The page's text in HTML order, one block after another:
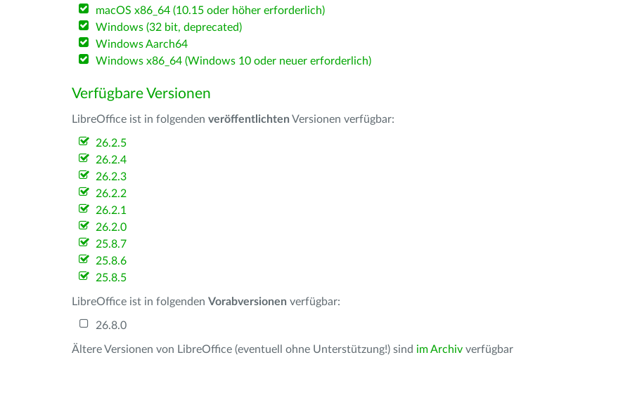
macOS x86_64 (10.15 oder höher erforderlich)
Windows (32 bit, deprecated)
Windows Aarch64
Windows x86_64 (Windows 10 oder neuer erforderlich)
Verfügbare Versionen
LibreOffice ist in folgenden veröffentlichten Versionen verfügbar:
26.2.5
26.2.4
26.2.3
26.2.2
26.2.1
26.2.0
25.8.7
25.8.6
25.8.5
LibreOffice ist in folgenden Vorabversionen verfügbar:
26.8.0
Ältere Versionen von LibreOffice (eventuell ohne Unterstützung!) sind im Archiv verfügbar